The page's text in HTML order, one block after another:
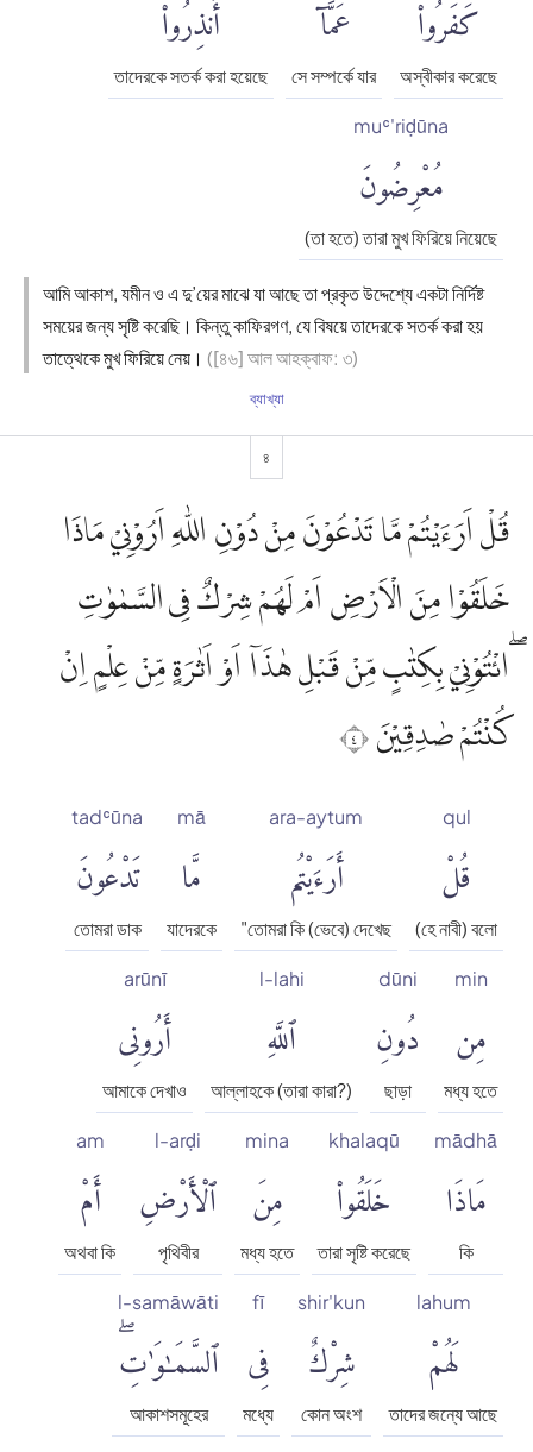
كَفَرُوا۟
অস্বীকার করেছে
عَمَّآ
সে সম্পর্কে যার
أُنذِرُوا۟
তাদেরকে সতর্ক করা হয়েছে
muʿ'riḍūna
مُعْرِضُونَ
(তা হতে) তারা মুখ ফিরিয়ে নিয়েছে
আমি আকাশ, যমীন ও এ দু’য়ের মাঝে যা আছে তা প্রকৃত উদ্দেশ্যে একটা নির্দিষ্ট
সময়ের জন্য সৃষ্টি করেছি। কিন্তু কাফিরগণ, যে বিষয়ে তাদেরকে সতর্ক করা হয়
তাত্থেকে মুখ ফিরিয়ে নেয়। ([৪৬] আল আহক্বাফ: ৩)
ব্যাখ্যা
৪
قُلْ اَرَءَيْتُمْ مَّا تَدْعُوْنَ مِنْ دُوْنِ اللّٰهِ اَرُوْنِيْ مَاذَا
خَلَقُوْا مِنَ الْاَرْضِ اَمْ لَهُمْ شِرْكٌ فِى السَّمٰوٰتِ
ۖائْتُوْنِيْ بِكِتٰبٍ مِّنْ قَبْلِ هٰذَآ اَوْ اَثٰرَةٍ مِّنْ عِلْمٍ اِنْ
كُنْتُمْ صٰدِقِيْنَ ٤
qul
قُلْ
(হে নাবী) বলো
ara-aytum
أَرَءَيْتُم
"তোমরা কি (ভেবে) দেখেছ
mā
مَّا
যাদেরকে
tadʿūna
تَدْعُونَ
তোমরা ডাক
min
مِن
মধ্য হতে
dūni
دُونِ
ছাড়া
l-lahi
ٱللَّهِ
আল্লাহকে (তারা কারা?)
arūnī
أَرُونِى
আমাকে দেখাও
mādhā
مَاذَا
কি
khalaqū
خَلَقُوا۟
তারা সৃষ্টি করেছে
mina
مِنَ
মধ্য হতে
l-arḍi
ٱلْأَرْضِ
পৃথিবীর
am
أَمْ
অথবা কি
lahum
لَهُمْ
তাদের জন্যে আছে
shir'kun
شِرْكٌ
কোন অংশ
fī
فِى
মধ্যে
l-samāwāti
ٱلسَّمَٰوَٰتِۖ
আকাশসমূহের